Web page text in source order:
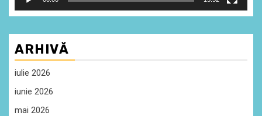
ARHIVĂ
iulie 2026
iunie 2026
mai 2026